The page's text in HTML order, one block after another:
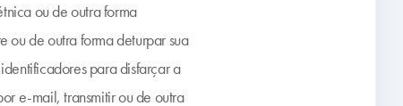
ou de outra forma
ou de outra forma deturpar sua
para disfarçar a
e-mail, transmitir ou de outra